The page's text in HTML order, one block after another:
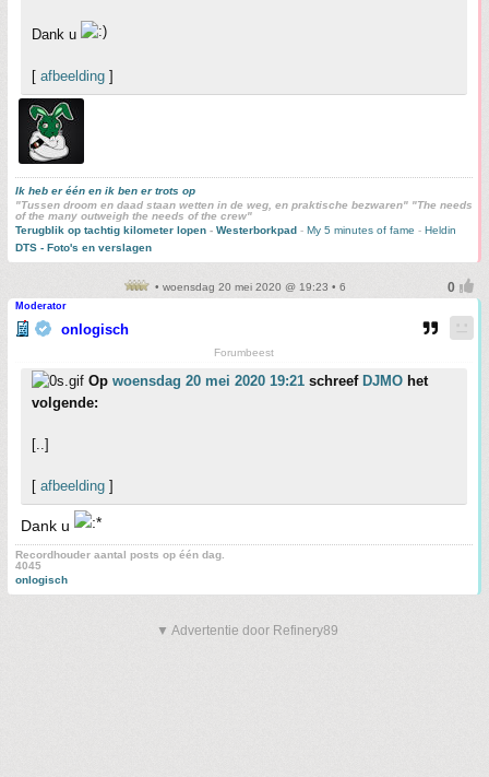
Dank u
[ afbeelding ]
Ik heb er één en ik ben er trots op
"Tussen droom en daad staan wetten in de weg, en praktische bezwaren" "The needs
of the many outweigh the needs of the crew"
Terugblik op tachtig kilometer lopen - Westerborkpad - My 5 minutes of fame - Heldin
DTS - Foto's en verslagen
• woensdag 20 mei 2020 @ 19:23 • 6
Moderator
onlogisch
Forumbeest
Op woensdag 20 mei 2020 19:21 schreef DJMO het
volgende:
[..]
[ afbeelding ]
Dank u
Recordhouder aantal posts op één dag.
4045
onlogisch
▼ Advertentie door Refinery89